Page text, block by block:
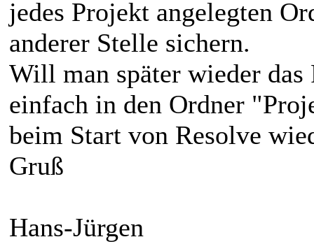
jedes Projekt angelegten
anderer Stelle sichern.
Will man später wieder
einfach in den Ordner
beim Start von Resolve
Gruß
Hans-Jürgen